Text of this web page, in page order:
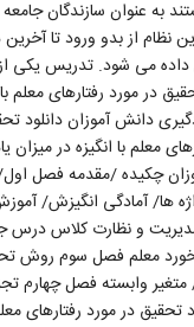
به عنوان سازندگان
از بدو ورود تا
داده می شود. تدریس یکی
در مورد رفتارهای معلم
دانش آموزان دانلود
معلم با انگیزه در میزان
آموزان چکیده /مقدمه
ها/ آمادگی انگیزش/
و نظارت کلاس
معلم فصل سوم روش
متغیر وابسته فصل چهارم
در مورد رفتارهای